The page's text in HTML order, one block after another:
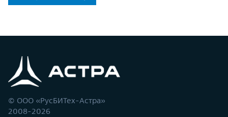
© ООО «РусБИТех-Астра»
2008-2026